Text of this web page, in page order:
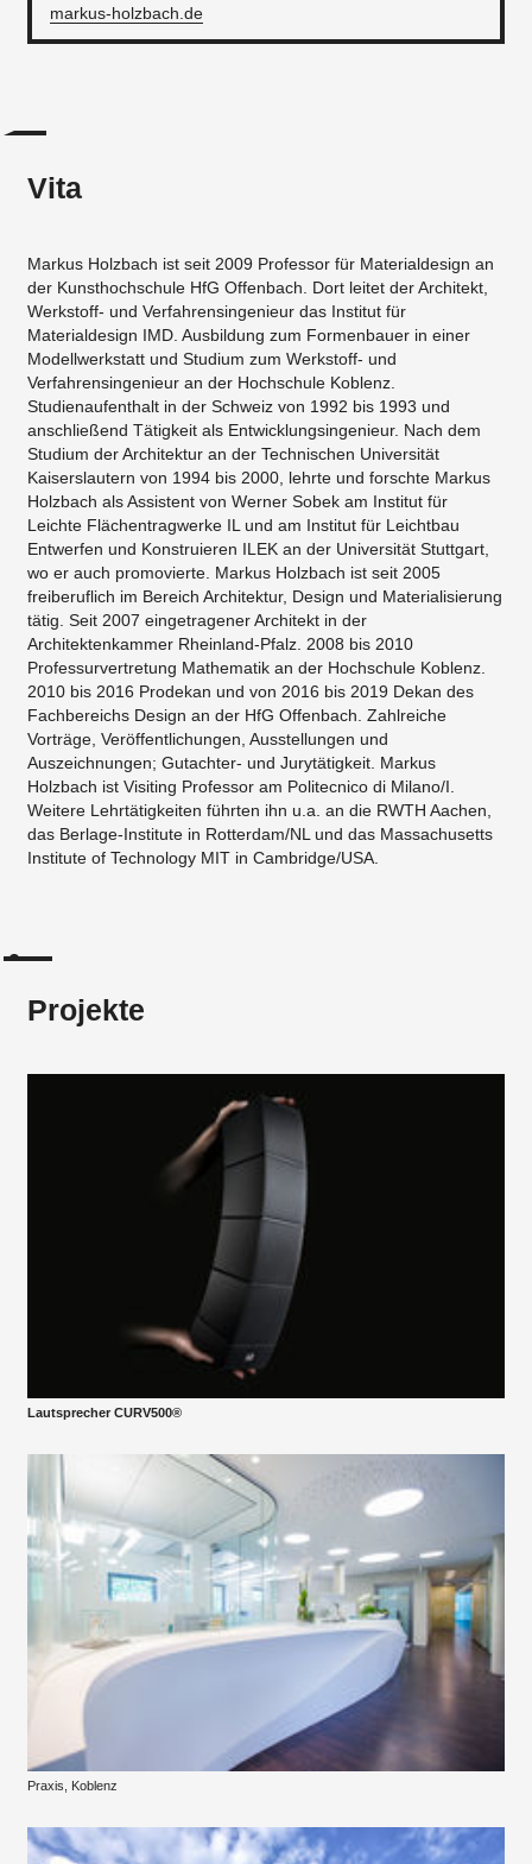
markus-holzbach.de
Vita
Markus Holzbach ist seit 2009 Professor für Materialdesign an
der Kunsthochschule HfG Offenbach. Dort leitet der Architekt,
Werkstoff- und Verfahrensingenieur das Institut für
Materialdesign IMD. Ausbildung zum Formenbauer in einer
Modellwerkstatt und Studium zum Werkstoff- und
Verfahrensingenieur an der Hochschule Koblenz.
Studienaufenthalt in der Schweiz von 1992 bis 1993 und
anschließend Tätigkeit als Entwicklungsingenieur. Nach dem
Studium der Architektur an der Technischen Universität
Kaiserslautern von 1994 bis 2000, lehrte und forschte Markus
Holzbach als Assistent von Werner Sobek am Institut für
Leichte Flächentragwerke IL und am Institut für Leichtbau
Entwerfen und Konstruieren ILEK an der Universität Stuttgart,
wo er auch promovierte. Markus Holzbach ist seit 2005
freiberuflich im Bereich Architektur, Design und Materialisierung
tätig. Seit 2007 eingetragener Architekt in der
Architektenkammer Rheinland-Pfalz. 2008 bis 2010
Professurvertretung Mathematik an der Hochschule Koblenz.
2010 bis 2016 Prodekan und von 2016 bis 2019 Dekan des
Fachbereichs Design an der HfG Offenbach. Zahlreiche
Vorträge, Veröffentlichungen, Ausstellungen und
Auszeichnungen; Gutachter- und Jurytätigkeit. Markus
Holzbach ist Visiting Professor am Politecnico di Milano/I.
Weitere Lehrtätigkeiten führten ihn u.a. an die RWTH Aachen,
das Berlage-Institute in Rotterdam/NL und das Massachusetts
Institute of Technology MIT in Cambridge/USA.
Projekte
Lautsprecher CURV500®
Praxis, Koblenz